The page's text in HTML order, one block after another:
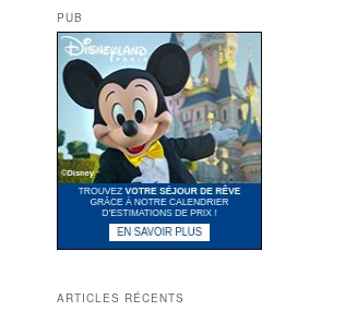
PUB
ARTICLES RÉCENTS